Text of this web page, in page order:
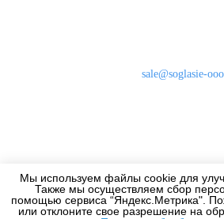
Мы используем файлы cookie для
Также мы осуществляем сбор
помощью сервиса “Яндекс.Метрика".
или отклоните свое разрешение на
sale@soglasie-
Дизайнерам